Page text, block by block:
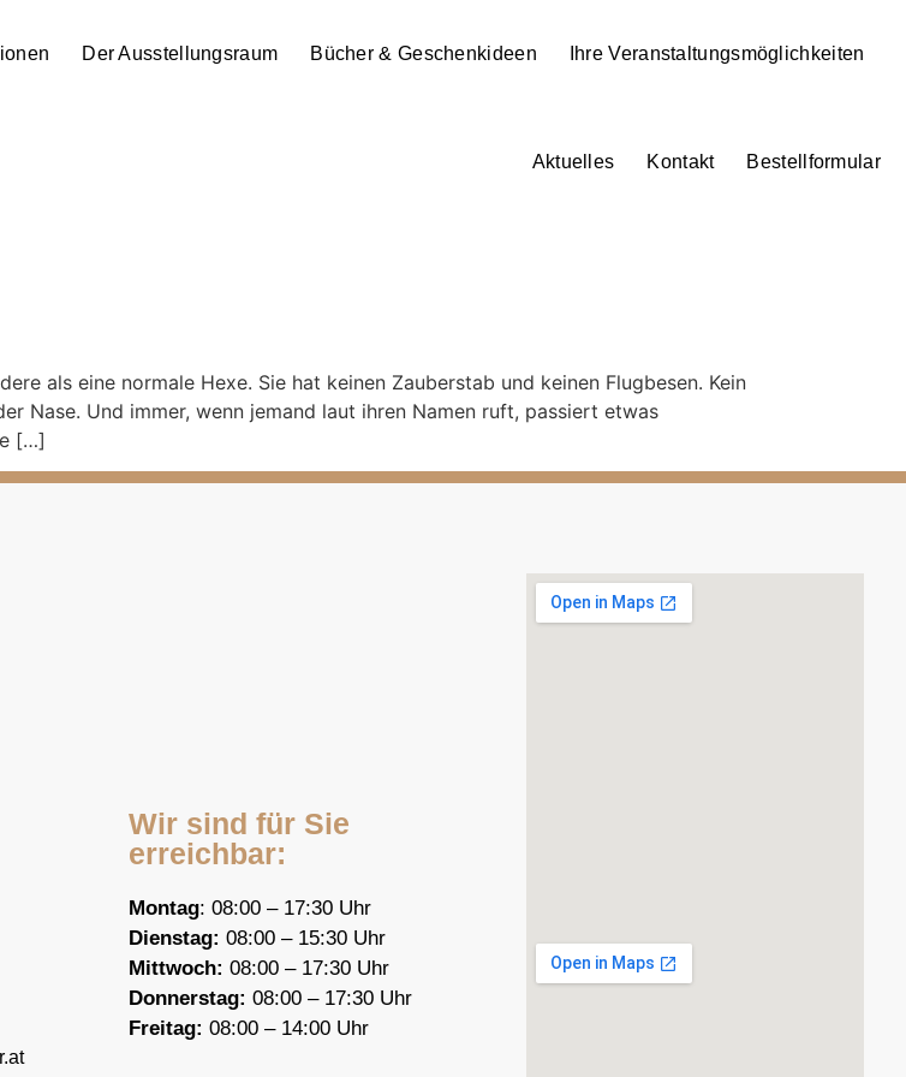
Der Ausstellungsraum Bücher & Geschenkideen Ihre Veranstaltungsmöglichkeiten
Aktuelles Kontakt Bestellformular
als eine normale Hexe. Sie hat keinen Zauberstab und keinen Flugbesen. Kein
Nase. Und immer, wenn jemand laut ihren Namen ruft, passiert etwas
[…]
Wir sind für Sie
erreichbar:
Montag: 08:00 – 17:30 Uhr
Dienstag: 08:00 – 15:30 Uhr
Mittwoch: 08:00 – 17:30 Uhr
Donnerstag: 08:00 – 17:30 Uhr
Freitag: 08:00 – 14:00 Uhr